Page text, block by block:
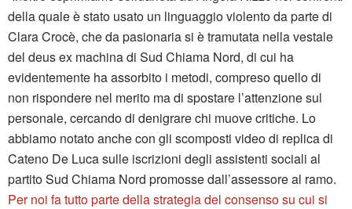
della quale è stato usato un linguaggio violento da parte di
Clara Crocè, che da pasionaria si è tramutata nella vestale
del deus ex machina di Sud Chiama Nord, di cui ha
evidentemente ha assorbito i metodi, compreso quello di
non rispondere nel merito ma di spostare l’attenzione sul
personale, cercando di denigrare chi muove critiche. Lo
abbiamo notato anche con gli scomposti video di replica di
Cateno De Luca sulle iscrizioni degli assistenti sociali al
partito Sud Chiama Nord promosse dall’assessore al ramo.
Per noi fa tutto parte della strategia del consenso su cui si